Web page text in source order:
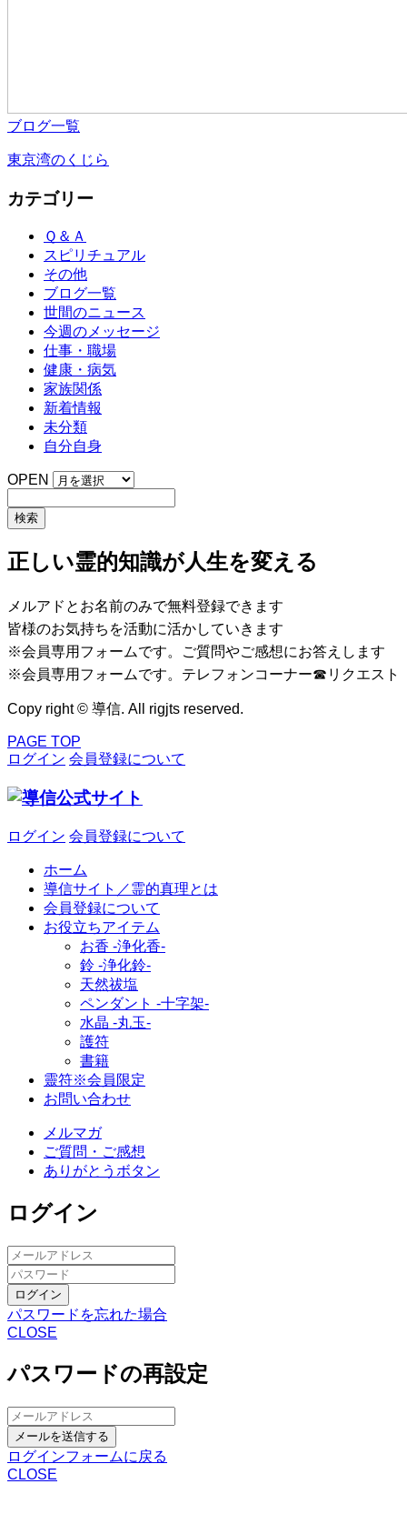
ブログ一覧
東京湾のくじら
カテゴリー
Ｑ＆Ａ
スピリチュアル
その他
ブログ一覧
世間のニュース
今週のメッセージ
仕事・職場
健康・病気
家族関係
新着情報
未分類
自分自身
OPEN
正しい霊的知識が人生を変える
メルアドとお名前のみで無料登録できます
皆様のお気持ちを活動に活かしていきます
※会員専用フォームです。ご質問やご感想にお答えします
※会員専用フォームです。テレフォンコーナー☎リクエスト
Copy right © 導信. All rigjts reserved.
PAGE TOP
ログイン 会員登録について
ログイン 会員登録について
ホーム
導信サイト／霊的真理とは
会員登録について
お役立ちアイテム
お香 ‐浄化香‐
鈴 ‐浄化鈴‐
天然祓塩
ペンダント -十字架-
水晶 -丸玉-
護符
書籍
靈符※会員限定
お問い合わせ
メルマガ
ご質問・ご感想
ありがとうボタン
ログイン
ログイン
パスワードを忘れた場合
CLOSE
パスワードの再設定
メールを送信する
ログインフォームに戻る
CLOSE